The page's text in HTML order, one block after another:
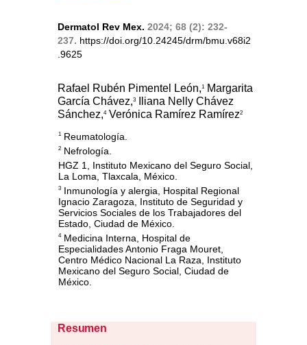
Dermatol Rev Mex. 2024; 68 (2): 232-
237. https://doi.org/10.24245/drm/bmu.v68i2
.9625
Rafael Rubén Pimentel León,1
Margarita
García Chávez,3
Iliana Nelly Chávez
Sánchez,4Verónica Ramírez Ramírez2
1 Reumatología.
2 Nefrología.
HGZ 1, Instituto Mexicano del Seguro Social,
La Loma, Tlaxcala, México.
3 Inmunología y alergia, Hospital Regional
Ignacio Zaragoza, Instituto de Seguridad y
Servicios Sociales de los Trabajadores del
Estado, Ciudad de México.
4Medicina Interna, Hospital de
Especialidades Antonio Fraga Mouret,
Centro Médico Nacional La Raza, Instituto
Mexicano del Seguro Social, Ciudad de
México.
Resumen